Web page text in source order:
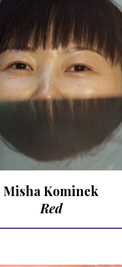
Misha Kominek
Red